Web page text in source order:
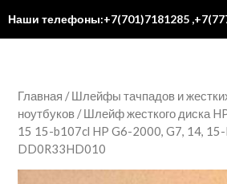
Наши телефоны:+7(701)7181285
Главная /Шлейфы тачпадов и
ноутбуков / Шлейф жесткого диска
15 15-b107cl HP G6-2000, G7, 14, 15-
DD0R33HD010